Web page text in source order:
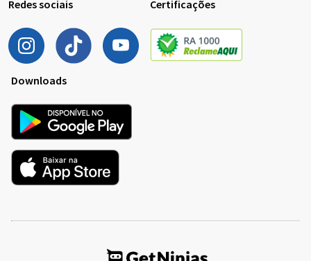
Redes sociais Certificações
Downloads